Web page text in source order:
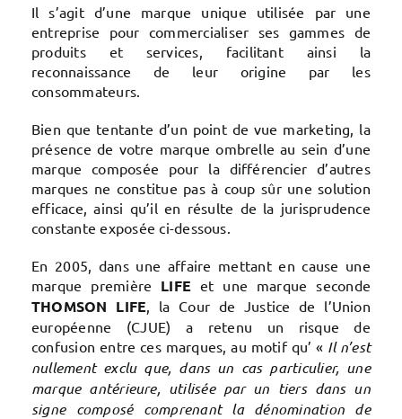
Il s’agit d’une marque unique utilisée par une
entreprise pour commercialiser ses gammes de
produits et services, facilitant ainsi la
reconnaissance de leur origine par les
consommateurs.
Bien que tentante d’un point de vue marketing, la
présence de votre marque ombrelle au sein d’une
marque composée pour la différencier d’autres
marques ne constitue pas à coup sûr une solution
efficace, ainsi qu’il en résulte de la jurisprudence
constante exposée ci-dessous.
En 2005, dans une affaire mettant en cause une
marque première LIFE et une marque seconde
THOMSON LIFE, la Cour de Justice de l’Union
européenne (CJUE) a retenu un risque de
confusion entre ces marques, au motif qu’ « Il n’est
nullement exclu que, dans un cas particulier, une
marque antérieure, utilisée par un tiers dans un
signe composé comprenant la dénomination de